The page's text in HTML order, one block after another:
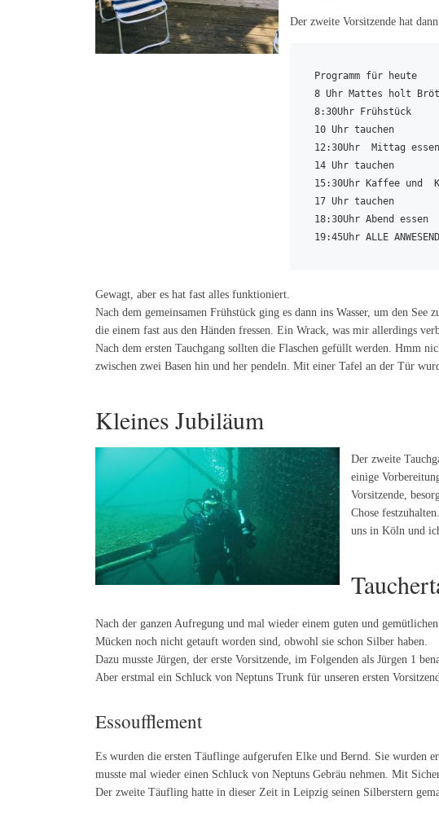
Der zweite Vorsitzende hat
Programm für heute
8 Uhr Mattes holt
8:30Uhr Frühstück
10 Uhr tauchen
12:30Uhr  Mittag essen
14 Uhr tauchen
15:30Uhr Kaffee und
17 Uhr tauchen
18:30Uhr Abend essen
19:45Uhr ALLE
Gewagt, aber es hat fast alles funktioniert.
Nach dem gemeinsamen Frühstück ging es dann ins Wasser, um den
die einem fast aus den Händen fressen. Ein Wrack, was mir allerdings
Nach dem ersten Tauchgang sollten die Flaschen gefüllt werden. Hmm
zwischen zwei Basen hin und her pendeln. Mit einer Tafel an der Tür
Kleines Jubiläum
Der zweite
einige
Vorsitzende,
Chose
uns in Köln und
Nach der ganzen Aufregung und mal wieder einem guten und
Mücken noch nicht getauft worden sind, obwohl sie schon Silber haben.
Dazu musste Jürgen, der erste Vorsitzende, im Folgenden als Jürgen 1
Aber erstmal ein Schluck von Neptuns Trunk für unseren ersten
Essoufflement
Es wurden die ersten Täuflinge aufgerufen Elke und Bernd. Sie wurden
musste mal wieder einen Schluck von Neptuns Gebräu nehmen. Mit
Der zweite Täufling hatte in dieser Zeit in Leipzig seinen Silberstern